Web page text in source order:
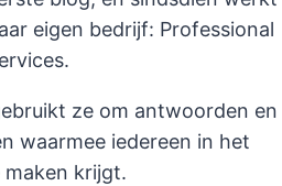
eigen bedrijf: Professional
ze om antwoorden en
waarmee iedereen in het
maken krijgt.